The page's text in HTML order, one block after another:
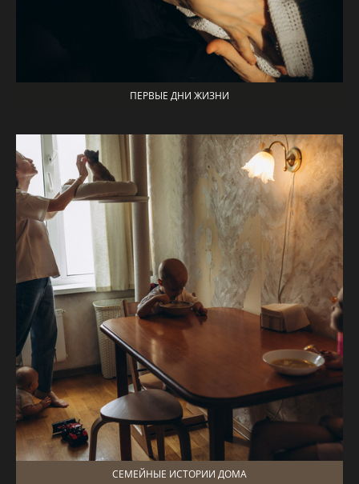
ПЕРВЫЕ ДНИ ЖИЗНИ
СЕМЕЙНЫЕ ИСТОРИИ ДОМА